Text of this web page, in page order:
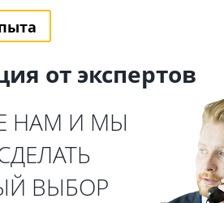
от экспертов
НАМ И МЫ
ВЫБОР